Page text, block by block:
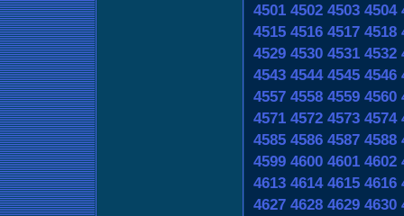
4501 4502 4503 4504
4515 4516 4517 4518
4529 4530 4531 4532
4543 4544 4545 4546
4557 4558 4559 4560
4571 4572 4573 4574
4585 4586 4587 4588
4599 4600 4601 4602
4613 4614 4615 4616
4627 4628 4629 4630